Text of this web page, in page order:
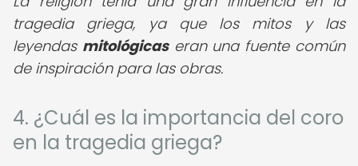
tragedia griega, ya que los mitos y las
leyendas mitológicaseran una fuente común
de inspiración para las obras.
4. ¿Cuál es la importancia del coro
en la tragedia griega?